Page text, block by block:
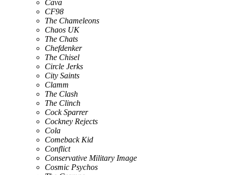
Cava
CF98
The Chameleons
Chaos UK
The Chats
Chefdenker
The Chisel
Circle Jerks
City Saints
Clamm
The Clash
The Clinch
Cock Sparrer
Cockney Rejects
Cola
Comeback Kid
Conflict
Conservative Military Image
Cosmic Psychos